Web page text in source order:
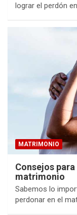
lograr el perdón
MATRIMONIO
Consejos
matrimonio
Sabemos lo
perdonar en el